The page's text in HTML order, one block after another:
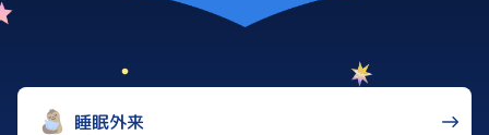
睡眠外来